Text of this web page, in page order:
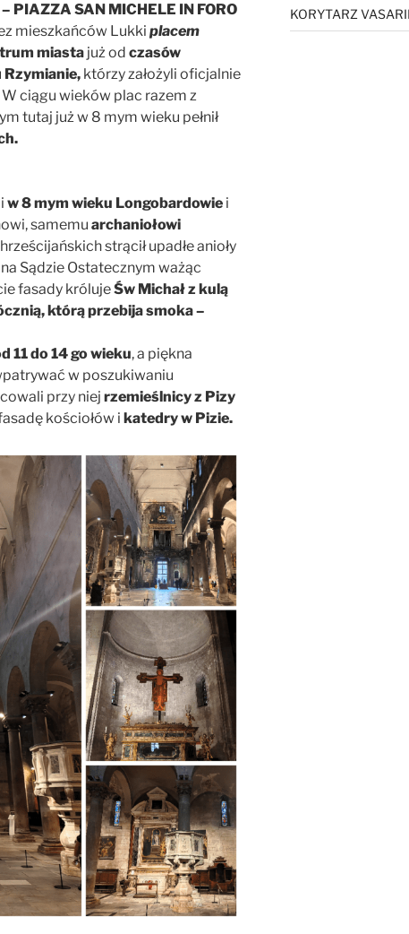
PIAZZA SAN MICHELE IN FORO
mieszkańców Lukki placem
miasta już od czasów
Rzymianie, którzy założyli oficjalnie
W ciągu wieków plac razem z
tutaj już w 8 mym wieku pełnił
w 8 mym wieku Longobardowie i
samemu archaniołowi
strącił upadłe anioły
Sądzie Ostatecznym ważąc
fasady królujeŚw Michał z kulą
którą przebija smoka –
11 do 14 go wieku, a piękna
w poszukiwaniu
przy niej rzemieślnicy z Pizy
kościołów i katedry w Pizie.
KORYTARZ